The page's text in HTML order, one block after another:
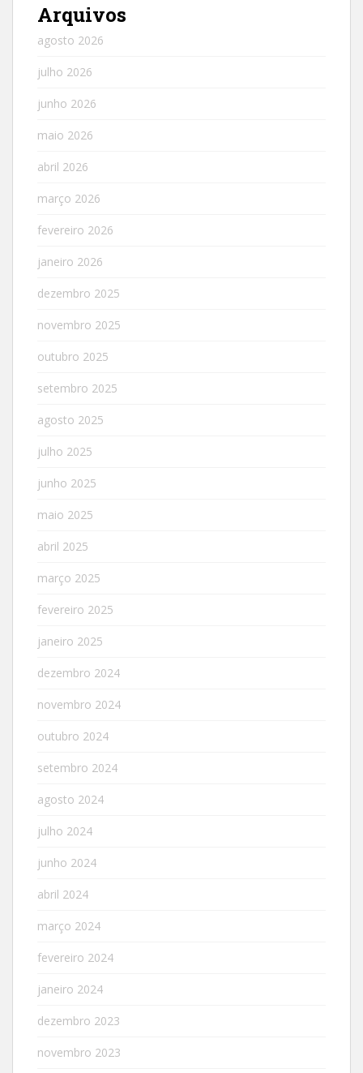
Arquivos
agosto 2026
julho 2026
junho 2026
maio 2026
abril 2026
março 2026
fevereiro 2026
janeiro 2026
dezembro 2025
novembro 2025
outubro 2025
setembro 2025
agosto 2025
julho 2025
junho 2025
maio 2025
abril 2025
março 2025
fevereiro 2025
janeiro 2025
dezembro 2024
novembro 2024
outubro 2024
setembro 2024
agosto 2024
julho 2024
junho 2024
abril 2024
março 2024
fevereiro 2024
janeiro 2024
dezembro 2023
novembro 2023